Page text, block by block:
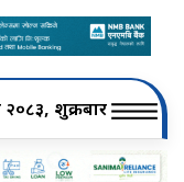
२०८३, शुक्रबार